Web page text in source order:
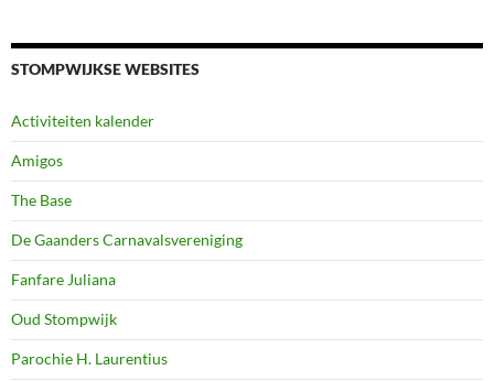
STOMPWIJKSE WEBSITES
Activiteiten kalender
Amigos
The Base
De Gaanders Carnavalsvereniging
Fanfare Juliana
Oud Stompwijk
Parochie H. Laurentius